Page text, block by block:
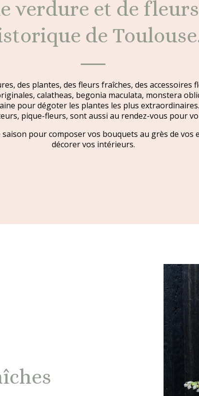
verdure et de
de
des plantes, des fleurs fraîches, des accessoires
calatheas, begonia maculata, monstera
pour dégoter les plantes les plus
pique-fleurs, sont aussi au rendez-vous pour
pour composer vos bouquets au grès de vos
décorer vos intérieurs.